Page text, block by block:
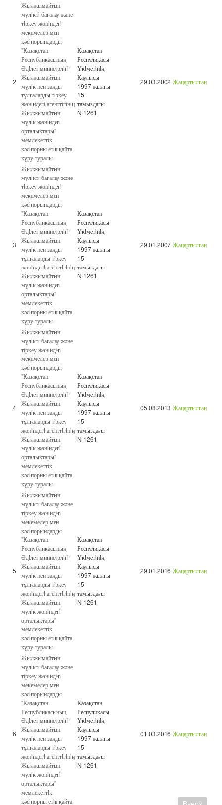
2
Жылжымайтын
мүлiктi бағалау және
тiркеу жөнiндегi
мекемелер мен
кәсiпорындарды
"Қазақстан
Республикасының
Әдiлет министрлiгi
Жылжымайтын
мүлiк пен заңды
тұлғаларды тiркеу
жөнiндегi агенттiгiнiң
Жылжымайтын
мүлiк жөнiндегi
орталықтары"
мемлекеттiк
кәсiпорны етiп қайта
құру туралы
Қазақстан
Респуликасы
Үкiметiнiң
Қаулысы
1997 жылғы
15
тамыздағы
N 1261
29.03.2002 Жаңартылған
3
Жылжымайтын
мүлiктi бағалау және
тiркеу жөнiндегi
мекемелер мен
кәсiпорындарды
"Қазақстан
Республикасының
Әдiлет министрлiгi
Жылжымайтын
мүлiк пен заңды
тұлғаларды тiркеу
жөнiндегi агенттiгiнiң
Жылжымайтын
мүлiк жөнiндегi
орталықтары"
мемлекеттiк
кәсiпорны етiп қайта
құру туралы
Қазақстан
Респуликасы
Үкiметiнiң
Қаулысы
1997 жылғы
15
тамыздағы
N 1261
29.01.2007 Жаңартылған
4
Жылжымайтын
мүлiктi бағалау және
тiркеу жөнiндегi
мекемелер мен
кәсiпорындарды
"Қазақстан
Республикасының
Әдiлет министрлiгi
Жылжымайтын
мүлiк пен заңды
тұлғаларды тiркеу
жөнiндегi агенттiгiнiң
Жылжымайтын
мүлiк жөнiндегi
орталықтары"
мемлекеттiк
кәсiпорны етiп қайта
құру туралы
Қазақстан
Респуликасы
Үкiметiнiң
Қаулысы
1997 жылғы
15
тамыздағы
N 1261
05.08.2013 Жаңартылған
5
Жылжымайтын
мүлiктi бағалау және
тiркеу жөнiндегi
мекемелер мен
кәсiпорындарды
"Қазақстан
Республикасының
Әдiлет министрлiгi
Жылжымайтын
мүлiк пен заңды
тұлғаларды тiркеу
жөнiндегi агенттiгiнiң
Жылжымайтын
мүлiк жөнiндегi
орталықтары"
мемлекеттiк
кәсiпорны етiп қайта
құру туралы
Қазақстан
Респуликасы
Үкiметiнiң
Қаулысы
1997 жылғы
15
тамыздағы
N 1261
29.01.2016 Жаңартылған
6
Жылжымайтын
мүлiктi бағалау және
тiркеу жөнiндегi
мекемелер мен
кәсiпорындарды
"Қазақстан
Республикасының
Әдiлет министрлiгi
Жылжымайтын
мүлiк пен заңды
тұлғаларды тiркеу
жөнiндегi агенттiгiнiң
Жылжымайтын
мүлiк жөнiндегi
орталықтары"
мемлекеттiк
кәсiпорны етiп қайта
Қазақстан
Респуликасы
Үкiметiнiң
Қаулысы
1997 жылғы
15
тамыздағы
N 1261
01.03.2016 Жаңартылған